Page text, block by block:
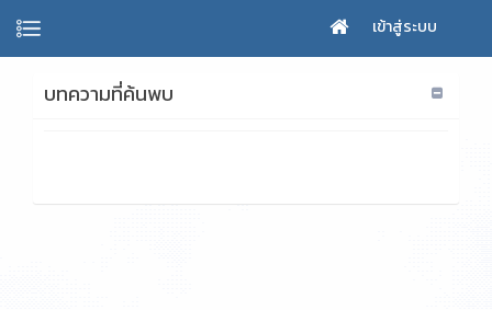
เข้าสู่ระบบ
บทความที่ค้นพบ